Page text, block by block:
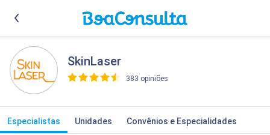
SkinLaser
383 opiniões
Especialistas Unidades Convênios e Especialidades